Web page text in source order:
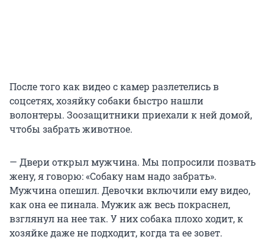
После того как видео с камер разлетелись в
соцсетях, хозяйку собаки быстро нашли
волонтеры. Зоозащитники приехали к ней домой,
чтобы забрать животное.
— Двери открыл мужчина. Мы попросили позвать
жену, я говорю: «Собаку нам надо забрать».
Мужчина опешил. Девочки включили ему видео,
как она ее пинала. Мужик аж весь покраснел,
взглянул на нее так. У них собака плохо ходит, к
хозяйке даже не подходит, когда та ее зовет.